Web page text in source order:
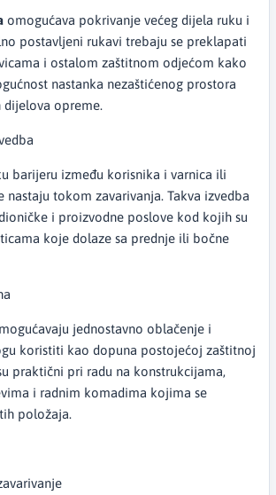
omogućava pokrivanje većeg dijela ruku i
postavljeni rukavi trebaju se preklapati
i ostalom zaštitnom odjećom kako
nastanka nezaštićenog prostora
opreme.
barijeru između korisnika i varnica ili
nastaju tokom zavarivanja. Takva izvedba
i proizvodne poslove kod kojih su
koje dolaze sa prednje ili bočne
jednostavno oblačenje i
koristiti kao dopuna postojećoj zaštitnoj
praktični pri radu na konstrukcijama,
i radnim komadima kojima se
položaja.